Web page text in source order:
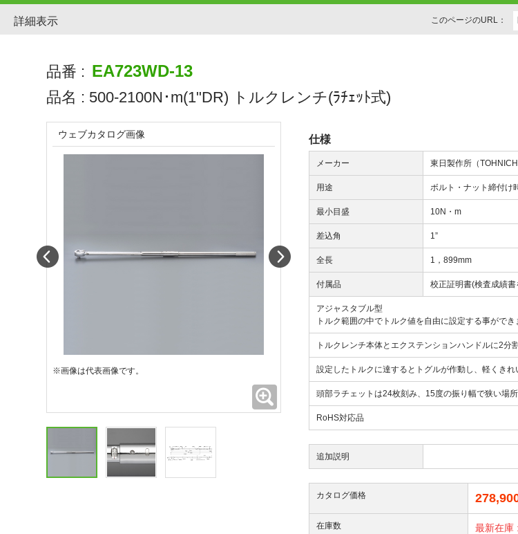
詳細表示 このページのURL：
品番 : EA723WD-13
品名 : 500-2100N･m(1"DR) トルクレンチ(ﾗﾁｪｯﾄ式)
仕様
メーカー 東日製作所（TOHNICHI
用途 ボルト・ナット締付け
最小目盛 10N・m
差込角 1”
全長 1，899mm
付属品 校正証明書(検査成績書
アジャスタブル型
トルク範囲の中でトルク値を自由に設定する事ができ
トルクレンチ本体とエクステンションハンドルに2分
設定したトルクに達するとトグルが作動し、軽くき
頭部ラチェットは24枚刻み、15度の振り幅で狭い場
RoHS対応品
追加説明
カタログ価格
在庫数 最新在
ウェブカタログ画像
※画像は代表画像です。
Prev